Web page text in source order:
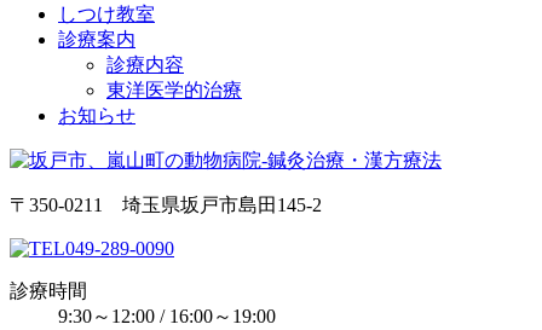
しつけ教室
診療案内
診療内容
東洋医学的治療
お知らせ
〒350-0211 埼玉県坂戸市島田145-2
049-289-0090
診療時間
9:30～12:00 / 16:00～19:00